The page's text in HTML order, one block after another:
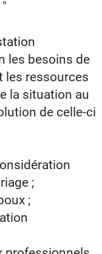
les besoins de
les ressources
la situation au
de celle-ci
;
;